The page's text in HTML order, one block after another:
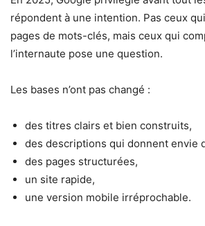
répondent à une intention. Pas ceux
pages de mots-clés, mais ceux qui
l’internaute pose une question.
Les bases n’ont pas changé :
des titres clairs et bien construits,
des descriptions qui donnent envie
des pages structurées,
un site rapide,
une version mobile irréprochable.